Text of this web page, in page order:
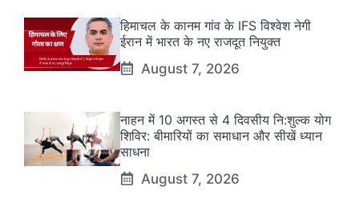
हिमाचल के कानम गांव के IFS विश्वेश नेगी
ईरान में भारत के नए राजदूत नियुक्त
August 7, 2026
नाहन में 10 अगस्त से 4 दिवसीय नि:शुल्क योग
शिविर: बीमारियों का समाधान और सीखें ध्यान
साधना
August 7, 2026